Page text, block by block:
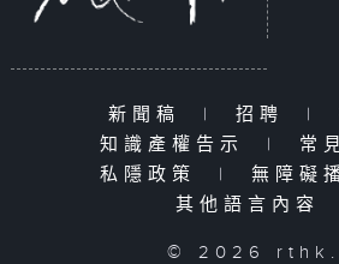
新聞稿 | 招聘 |
知識產權告示
| 常
私隱政策
| 無障礙
其他語言內容
© 2026